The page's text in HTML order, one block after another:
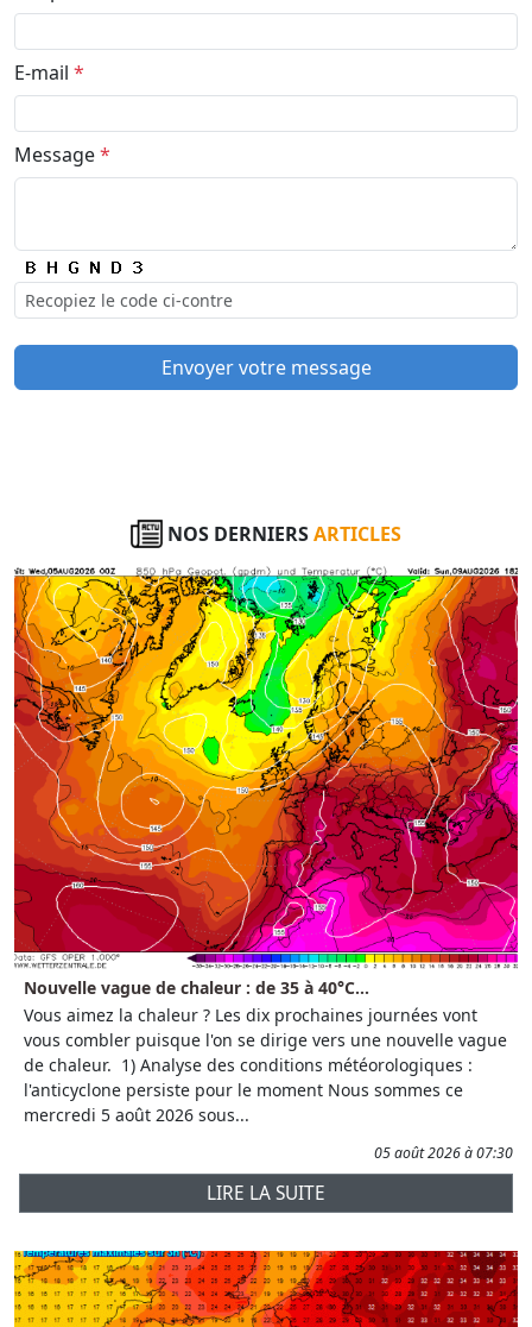
E-mail *
Message*
Envoyer votre message
NOS DERNIERSARTICLES
Nouvelle vague de chaleur : de 35 à 40°C...
Vous aimez la chaleur ? Les dix prochaines journées vont
vous combler puisque l'on se dirige vers une nouvelle vague
de chaleur. 1) Analyse des conditions météorologiques :
l'anticyclone persiste pour le moment Nous sommes ce
mercredi 5 août 2026 sous...
05 août 2026 à 07:30
LIRE LA SUITE